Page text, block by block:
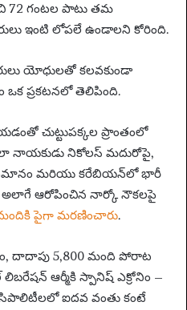
72 గంటల పాటు తమ
ఇంటి లోపలే ఉండాలని కోరింది.
యోధులతో కలవకుండా
ప్రకటనలో తెలిపింది.
చుట్టుపక్కల ప్రాంతంలో
నాయకుడు నికోలస్ మదురోపై,
మరియు కరేబియన్‌లో భారీ
అలాగే ఆరోపించిన నార్కో నౌకలపై
పైగా మరణించారు.
దాదాపు 5,800 మంది పోరాట
ఆర్మీకి స్పానిష్ ఎక్రోనిం –
ఐదవ వంతు కంటే